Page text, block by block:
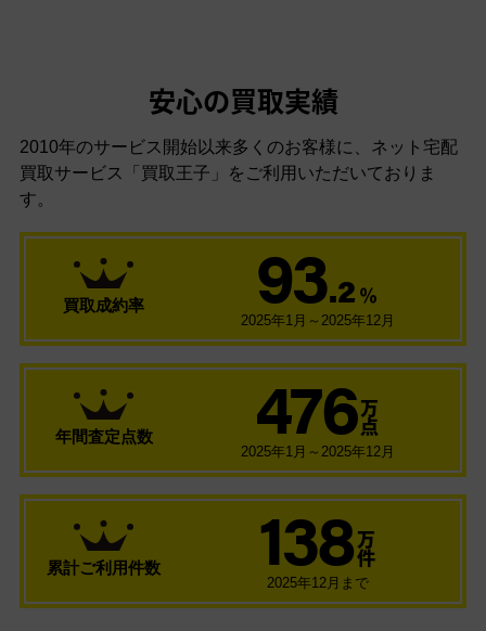
安心の買取実績
2010年のサービス開始以来多くのお客様に、 ネット宅配
買取サービス「買取王子」をご利用いただいておりま
す。
買取成約率 93.2 ％
2025年1月～2025年12月
年間査定点数 476 万
点
2025年1月～2025年12月
累計ご利用件数 138 万
件
2025年12月まで